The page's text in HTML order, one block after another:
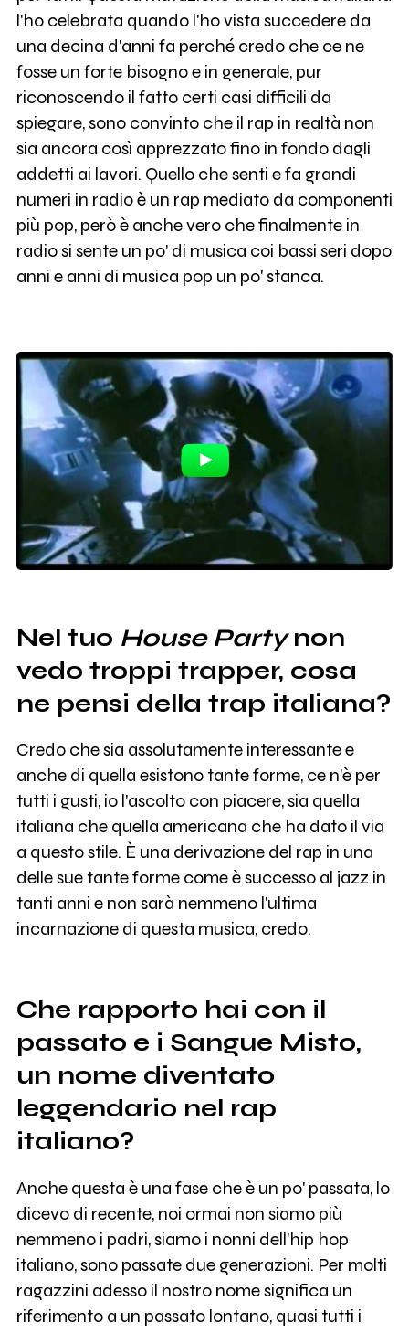
l'ho celebrata quando l'ho vista succedere da
una decina d'anni fa perché credo che ce ne
fosse un forte bisogno e in generale, pur
riconoscendo il fatto certi casi difficili da
spiegare, sono convinto che il rap in realtà non
sia ancora così apprezzato fino in fondo dagli
addetti ai lavori. Quello che senti e fa grandi
numeri in radio è un rap mediato da componenti
più pop, però è anche vero che finalmente in
radio si sente un po' di musica coi bassi seri dopo
anni e anni di musica pop un po' stanca.
Nel tuo House Partynon
vedo troppi trapper, cosa
ne pensi della trap italiana?
Credo che sia assolutamente interessante e
anche di quella esistono tante forme, ce n'è per
tutti i gusti, io l'ascolto con piacere, sia quella
italiana che quella americana che ha dato il via
a questo stile. È una derivazione del rap in una
delle sue tante forme come è successo al jazz in
tanti anni e non sarà nemmeno l'ultima
incarnazione di questa musica, credo.
Che rapporto hai con il
passato e i Sangue Misto,
un nome diventato
leggendario nel rap
italiano?
Anche questa è una fase che è un po' passata, lo
dicevo di recente, noi ormai non siamo più
nemmeno i padri, siamo i nonni dell'hip hop
italiano, sono passate due generazioni. Per molti
ragazzini adesso il nostro nome significa un
riferimento a un passato lontano, quasi tutti i